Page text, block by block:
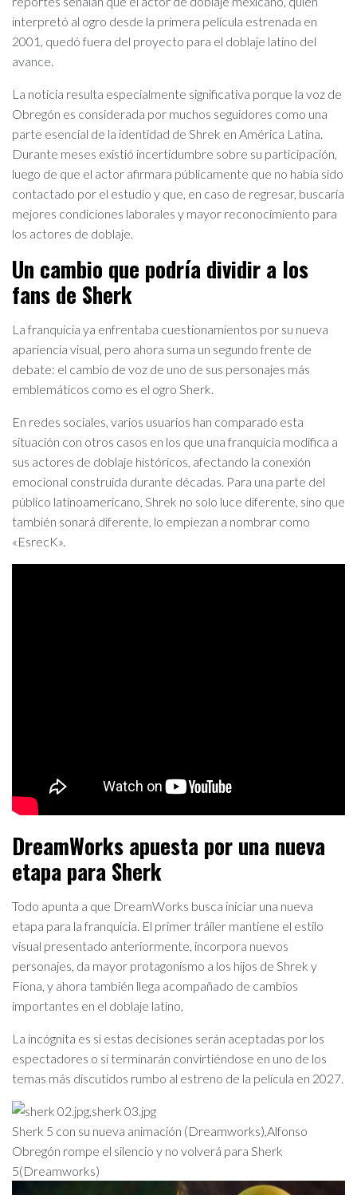
interpretó al ogro desde la primera película estrenada en
2001, quedó fuera del proyecto para el doblaje latino del
avance.
La noticia resulta especialmente significativa porque la voz de
Obregón es considerada por muchos seguidores como una
parte esencial de la identidad de Shrek en América Latina.
Durante meses existió incertidumbre sobre su participación,
luego de que el actor afirmara públicamente que no había sido
contactado por el estudio y que, en caso de regresar, buscaría
mejores condiciones laborales y mayor reconocimiento para
los actores de doblaje.
Un cambio que podría dividir a los
fans de Sherk
La franquicia ya enfrentaba cuestionamientos por su nueva
apariencia visual, pero ahora suma un segundo frente de
debate: el cambio de voz de uno de sus personajes más
emblemáticos como es el ogro Sherk.
En redes sociales, varios usuarios han comparado esta
situación con otros casos en los que una franquicia modifica a
sus actores de doblaje históricos, afectando la conexión
emocional construida durante décadas. Para una parte del
público latinoamericano, Shrek no solo luce diferente, sino que
también sonará diferente, lo empiezan a nombrar como
«EsrecK».
DreamWorks apuesta por una nueva
etapa para Sherk
Todo apunta a que DreamWorks busca iniciar una nueva
etapa para la franquicia. El primer tráiler mantiene el estilo
visual presentado anteriormente, incorpora nuevos
personajes, da mayor protagonismo a los hijos de Shrek y
Fiona, y ahora también llega acompañado de cambios
importantes en el doblaje latino,
La incógnita es si estas decisiones serán aceptadas por los
espectadores o si terminarán convirtiéndose en uno de los
temas más discutidos rumbo al estreno de la película en 2027.
Sherk 5 con su nueva animación (Dreamworks),Alfonso
Obregón rompe el silencio y no volverá para Sherk
5(Dreamworks)